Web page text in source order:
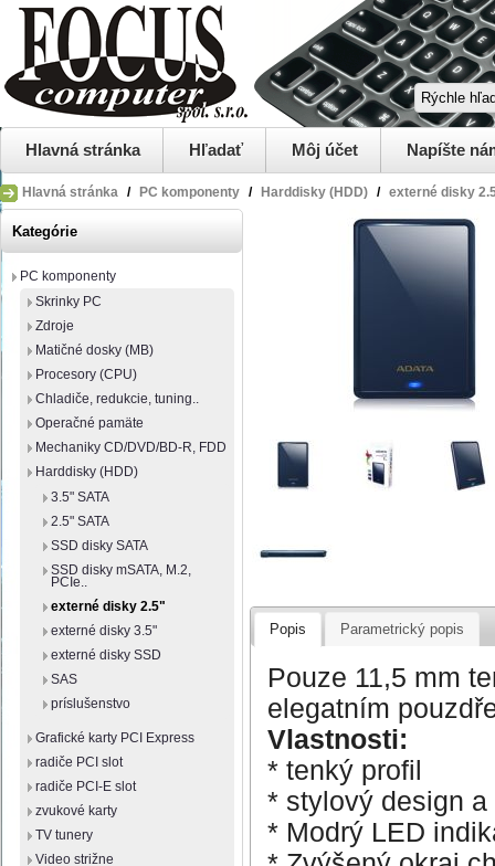
Hlavná stránka Hľadať Môj účet Napíšte
Hlavná stránka / PC komponenty / Harddisky (HDD) / externé disky
Kategórie
PC komponenty
Skrinky PC
Zdroje
Matičné dosky (MB)
Procesory (CPU)
Chladiče, redukcie, tuning..
Operačné pamäte
Mechaniky CD/DVD/BD-R, FDD
Harddisky (HDD)
3.5" SATA
2.5" SATA
SSD disky SATA
SSD disky mSATA, M.2,
PCIe..
externé disky 2.5"
externé disky 3.5"
externé disky SSD
SAS
príslušenstvo
Grafické karty PCI Express
radiče PCI slot
radiče PCI-E slot
zvukové karty
TV tunery
Video strižne
Popis Parametrický popis
Pouze 11,5 mm
elegatním
Vlastnosti:
* tenký profil
* stylový design
* Modrý LED